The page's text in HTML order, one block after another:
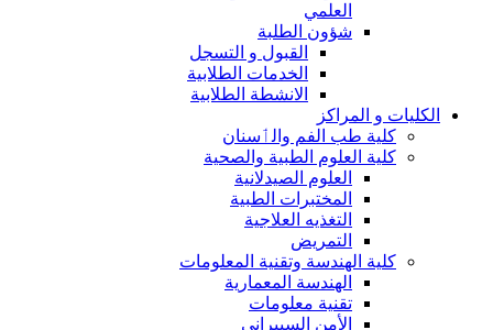
العلمي
شؤون الطلبة
القبول و التسجل
الخدمات الطلابية
الانشطة الطلابية
الكليات و المراكز
كلية طب الفم والٲسنان
كلية العلوم الطبية والصحية
العلوم الصيدلانية
المختبرات الطبية
التغذيه العلاجية
التمريض
كلية الهندسة وتقنية المعلومات
الهندسة المعمارية
تقنية معلومات
الأمن السيبراني